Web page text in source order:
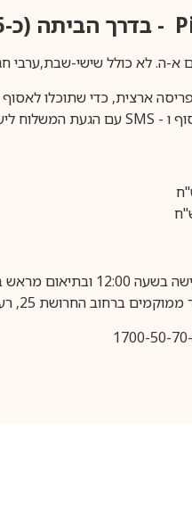
- בדרך הביתה (כ-5 ימי עסקים)
ארצית, כדי שתוכלו
ו - SMSעם הגעת המשלוח
מראש בלבד.
ברחוב החרושת 25, רעננה.